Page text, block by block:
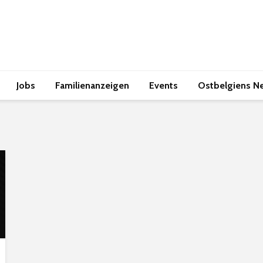
Jobs Familienanzeigen Events Ostbelgiens